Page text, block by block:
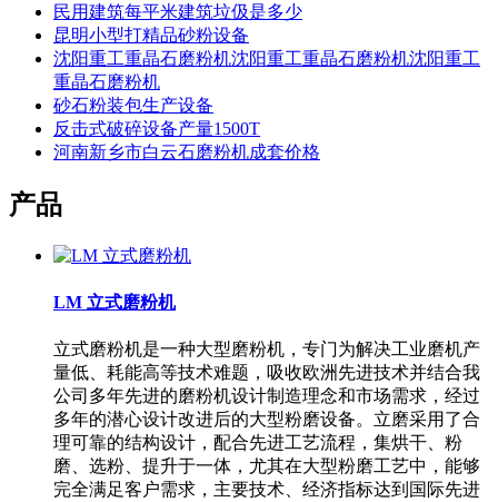
民用建筑每平米建筑垃伋是多少
昆明小型打精品砂粉设备
沈阳重工重晶石磨粉机沈阳重工重晶石磨粉机沈阳重工
重晶石磨粉机
砂石粉装包生产设备
反击式破碎设备产量1500T
河南新乡市白云石磨粉机成套价格
产品
LM 立式磨粉机
立式磨粉机是一种大型磨粉机，专门为解决工业磨机产
量低、耗能高等技术难题，吸收欧洲先进技术并结合我
公司多年先进的磨粉机设计制造理念和市场需求，经过
多年的潜心设计改进后的大型粉磨设备。立磨采用了合
理可靠的结构设计，配合先进工艺流程，集烘干、粉
磨、选粉、提升于一体，尤其在大型粉磨工艺中，能够
完全满足客户需求，主要技术、经济指标达到国际先进